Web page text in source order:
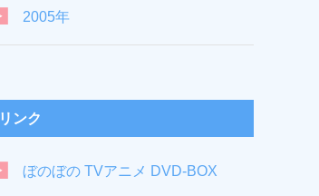
2005年
リンク
ぼのぼの TVアニメ DVD-BOX